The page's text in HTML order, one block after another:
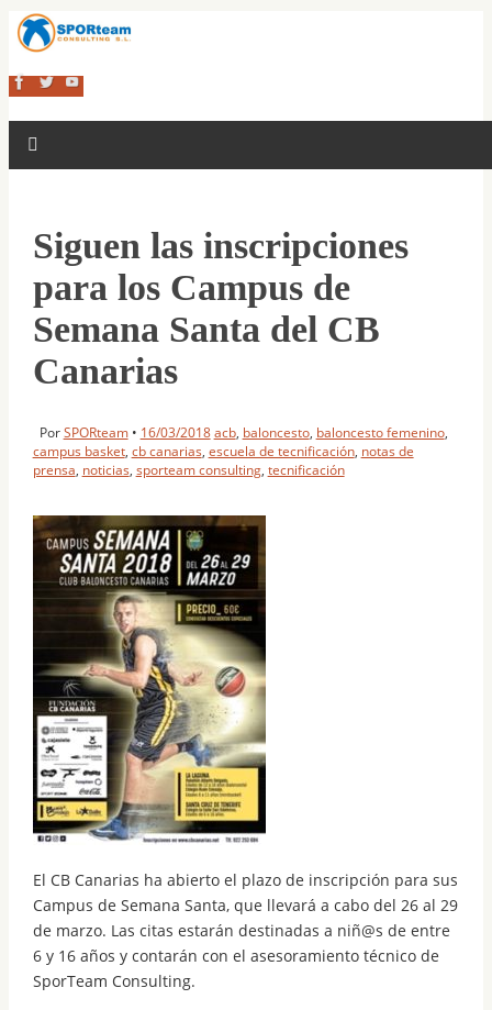
Siguen las inscripciones
para los Campus de
Semana Santa del CB
Canarias
PorSPORteam • 16/03/2018 acb, baloncesto, baloncesto femenino,
campus basket, cb canarias, escuela de tecnificación, notas de
prensa, noticias, sporteam consulting, tecnificación
El CB Canarias ha abierto el plazo de inscripción para sus
Campus de Semana Santa, que llevará a cabo del 26 al 29
de marzo. Las citas estarán destinadas a niñ@s de entre
6 y 16 años y contarán con el asesoramiento técnico de
SporTeam Consulting.